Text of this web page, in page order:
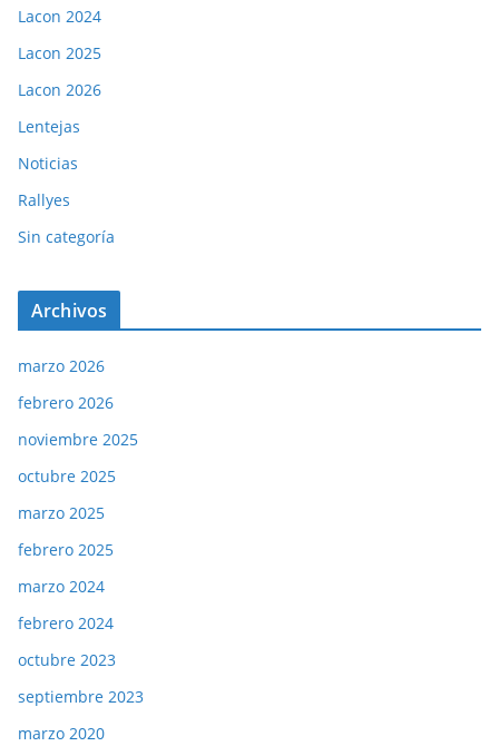
Lacon 2024
Lacon 2025
Lacon 2026
Lentejas
Noticias
Rallyes
Sin categoría
Archivos
marzo 2026
febrero 2026
noviembre 2025
octubre 2025
marzo 2025
febrero 2025
marzo 2024
febrero 2024
octubre 2023
septiembre 2023
marzo 2020